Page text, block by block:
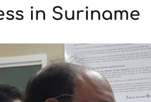
in Suriname